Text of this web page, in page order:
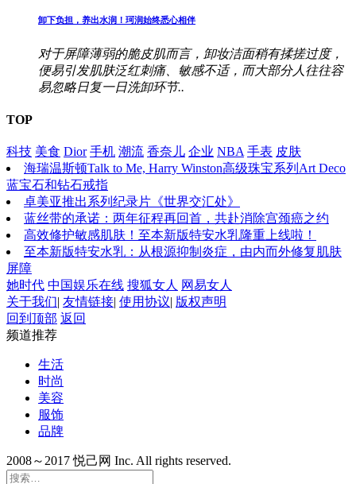
卸下负担，养出水润！珂润始终悉心相伴
对于屏障薄弱的脆皮肌而言，卸妆洁面稍有揉搓过度，
便易引发肌肤泛红刺痛、敏感不适，而大部分人往往容
易忽略日复一日洗卸环节..
TOP
科技 美食 Dior 手机 潮流 香奈儿 企业 NBA 手表 皮肤
海瑞温斯顿Talk to Me, Harry Winston高级珠宝系列Art Deco
蓝宝石和钻石戒指
卓美亚推出系列纪录片《世界交汇处》
蓝丝带的承诺：两年征程再回首，共赴消除宫颈癌之约
高效修护敏感肌肤！至本新版特安水乳隆重上线啦！
至本新版特安水乳：从根源抑制炎症，由内而外修复肌肤
屏障
她时代 中国娱乐在线 搜狐女人 网易女人
关于我们| 友情链接| 使用协议| 版权声明
回到顶部 返回
频道推荐
生活
时尚
美容
服饰
品牌
2008～2017 悦己网 Inc. All rights reserved.